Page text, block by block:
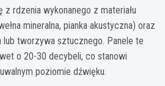
z rdzenia wykonanego z materiału
mineralna, pianka akustyczna) oraz
lub tworzywa sztucznego. Panele te
o 20-30 decybeli, co stanowi
poziomie dźwięku.